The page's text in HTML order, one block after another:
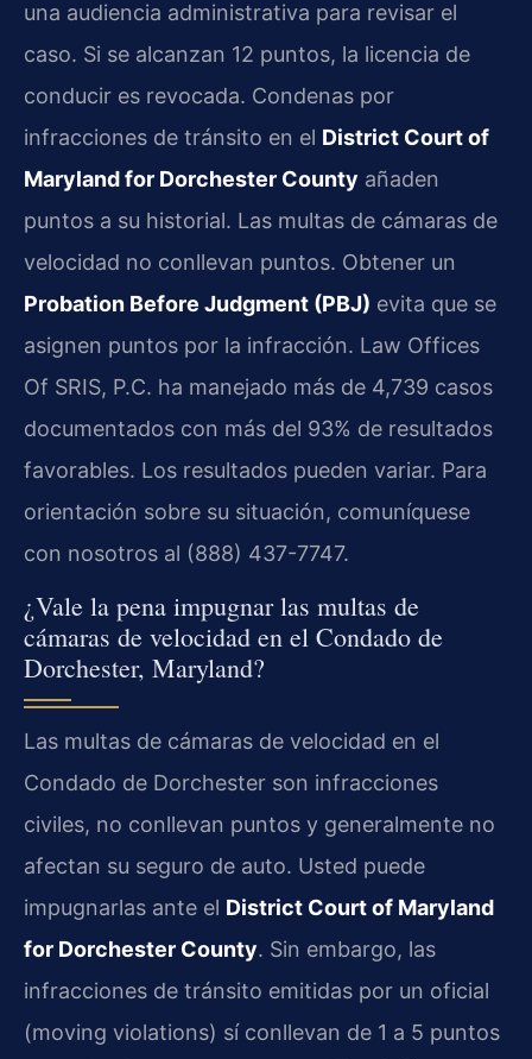
una audiencia administrativa para revisar el
caso. Si se alcanzan 12 puntos, la licencia de
conducir es revocada. Condenas por
infracciones de tránsito en el District Court of
Maryland for Dorchester County añaden
puntos a su historial. Las multas de cámaras de
velocidad no conllevan puntos. Obtener un
Probation Before Judgment (PBJ) evita que se
asignen puntos por la infracción. Law Offices
Of SRIS, P.C. ha manejado más de 4,739 casos
documentados con más del 93% de resultados
favorables. Los resultados pueden variar. Para
orientación sobre su situación, comuníquese
con nosotros al (888) 437-7747.
¿Vale la pena impugnar las multas de
cámaras de velocidad en el Condado de
Dorchester, Maryland?
Las multas de cámaras de velocidad en el
Condado de Dorchester son infracciones
civiles, no conllevan puntos y generalmente no
afectan su seguro de auto. Usted puede
impugnarlas ante el District Court of Maryland
for Dorchester County. Sin embargo, las
infracciones de tránsito emitidas por un oficial
(moving violations) sí conllevan de 1 a 5 puntos